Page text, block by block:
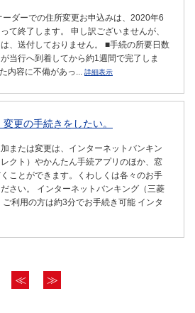
ーダーでの住所変更お申込みは、2020年6
て終了します。 申し訳ございませんが、
、送付しておりません。 ■手続の所要日数
当行へ到着してから約1週間で完了しま
内容に不備があっ... 詳細表示
更の手続きをしたい。
または変更は、インターネットバンキン
クト）やかんたん手続アプリのほか、窓
ことができます。くわしくは各々のお手
さい。 インターネットバンキング（三菱
ご利用の方は約3分でお手続き可能 インタ
≪ ≫